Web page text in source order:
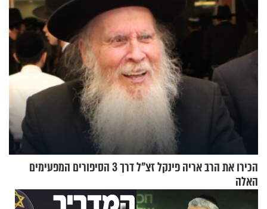
הכירו את הרב אריה פינקל זצ"ל דרך 3 הסיפורים המפעימים
האלה